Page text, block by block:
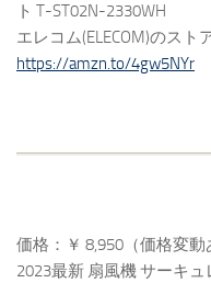
ト T-ST02N-2330WH
エレコム(ELECOM)のスト
https://amzn.to/4gw5NYr
価格：￥ 8,950（価格変動
2023最新 扇風機 サーキ